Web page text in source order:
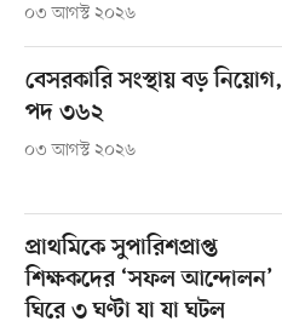
০৩ আগস্ট ২০২৬
বেসরকারি সংস্থায় বড় নিয়োগ,
পদ ৩৬২
০৩ আগস্ট ২০২৬
প্রাথমিকে সুপারিশপ্রাপ্ত
শিক্ষকদের ‘সফল আন্দোলন’
ঘিরে ৩ ঘণ্টা যা যা ঘটল